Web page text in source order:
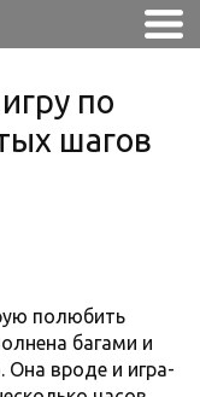
по
шагов
полюбить
багами и
Она вроде и игра-